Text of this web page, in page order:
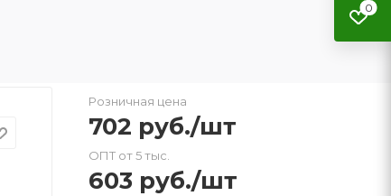
Розничная цена
702 руб./шт
ОПТ от 5 тыс.
603 руб./шт
0